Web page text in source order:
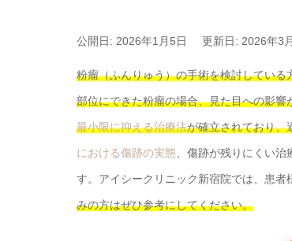
公開日: 2026年1月5日 更新日: 2026年3
粉瘤（ふんりゅう）の手術を検討してい
部位にできた粉瘤の場合、見た目への影
最小限に抑える治療法が確立されており、
における傷跡の実態 、傷跡が残りにくい
す。アイシークリニック新宿院では、患者
みの方はぜひ参考にしてください。